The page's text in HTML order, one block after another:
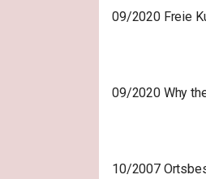
09/2020 Freie
09/2020 Why
10/2007